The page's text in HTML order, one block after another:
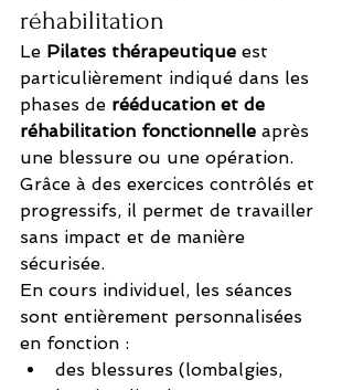
réhabilitation
Le Pilates thérapeutique est
particulièrement indiqué dans les
phases de rééducation et de
réhabilitation fonctionnelle après
une blessure ou une opération.
Grâce à des exercices contrôlés et
progressifs, il permet de travailler
sans impact et de manière
sécurisée.
En cours individuel, les séances
sont entièrement personnalisées
en fonction :
des blessures (lombalgies,